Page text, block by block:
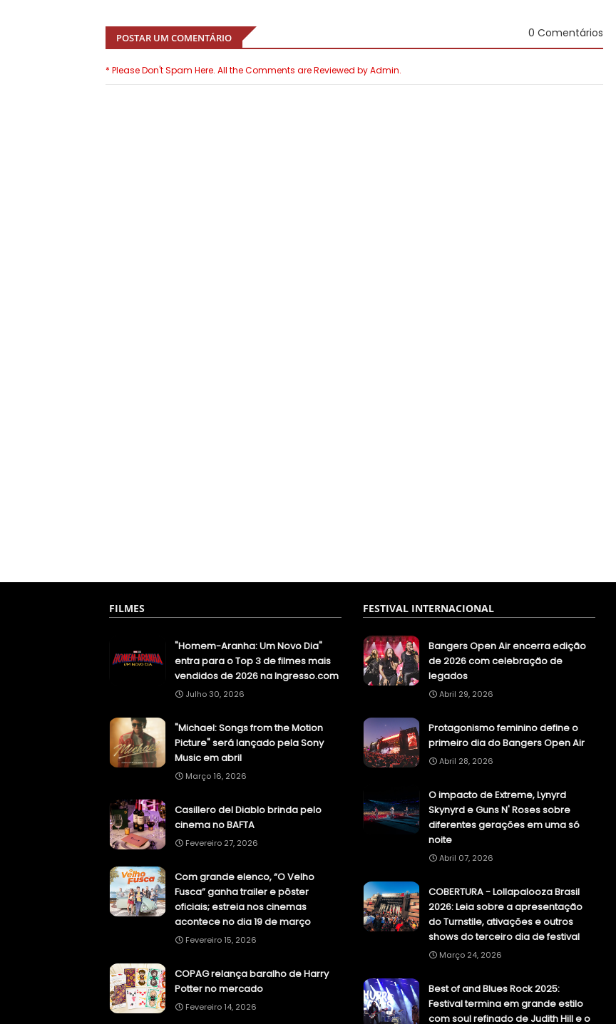
POSTAR UM COMENTÁRIO 0 Comentários
* Please Don't Spam Here. All the Comments are Reviewed by Admin.
FILMES
"Homem-Aranha: Um Novo Dia"
entra para o Top 3 de filmes mais
vendidos de 2026 na Ingresso.com
Julho 30, 2026
"Michael: Songs from the Motion
Picture" será lançado pela Sony
Music em abril
Março 16, 2026
Casillero del Diablo brinda pelo
cinema no BAFTA
Fevereiro 27, 2026
Com grande elenco, “O Velho
Fusca” ganha trailer e pôster
oficiais; estreia nos cinemas
acontece no dia 19 de março
Fevereiro 15, 2026
COPAG relança baralho de Harry
Potter no mercado
Fevereiro 14, 2026
FESTIVAL INTERNACIONAL
Bangers Open Air encerra edição
de 2026 com celebração de
legados
Abril 29, 2026
Protagonismo feminino define o
primeiro dia do Bangers Open Air
Abril 28, 2026
O impacto de Extreme, Lynyrd
Skynyrd e Guns N' Roses sobre
diferentes gerações em uma só
noite
Abril 07, 2026
COBERTURA - Lollapalooza Brasil
2026: Leia sobre a apresentação
do Turnstile, ativações e outros
shows do terceiro dia de festival
Março 24, 2026
Best of and Blues Rock 2025:
Festival termina em grande estilo
com soul refinado de Judith Hill e o